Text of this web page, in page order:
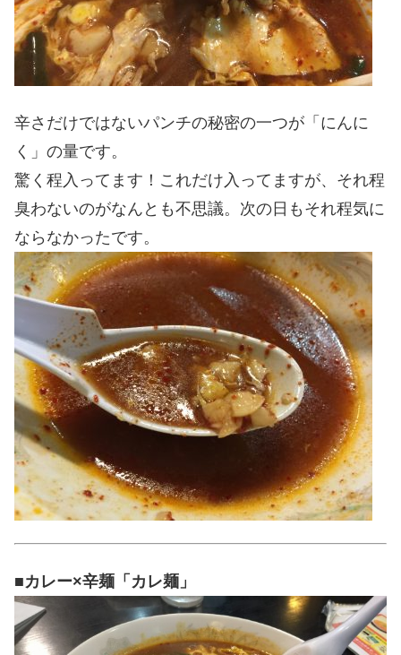
辛さだけではないパンチの秘密の一つが「にんに
く」の量です。
驚く程入ってます！これだけ入ってますが、それ程
臭わないのがなんとも不思議。次の日もそれ程気に
ならなかったです。
■カレー×辛麺「カレ麺」